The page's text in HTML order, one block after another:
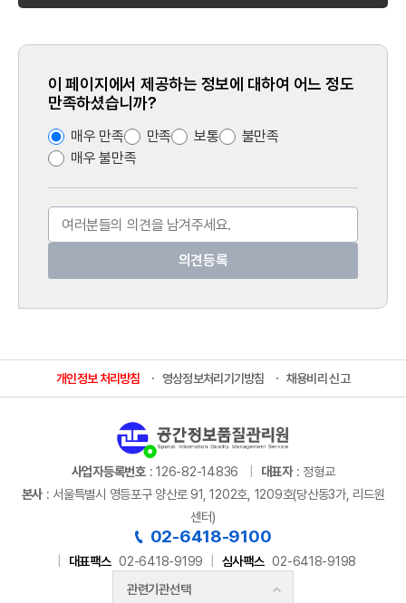
이 페이지에서 제공하는 정보에 대하여 어느 정도
만족하셨습니까?
매우 만족 만족 보통
불만족
매우 불만족
개인정보 처리방침 영상정보처리기기방침 채용비리 신고
사업자등록번호: 126-82-14836 대표자: 정형교
본사 : 서울특별시 영등포구 양산로 91, 1202호, 1209호(당산동3가, 리드원
센터)
02-6418-9100
대표팩스 02-6418-9199 심사팩스 02-6418-9198
관련기관선택